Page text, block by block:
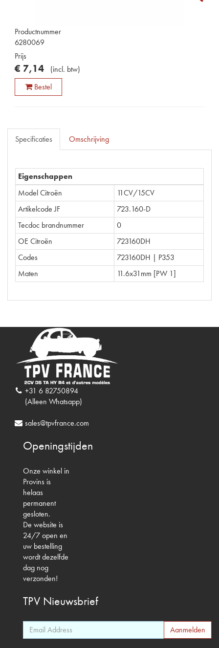
Productnummer
6280069
Prijs
€ 7,14 (incl. btw)
Bestel
Specificaties Omschrijving
Eigenschappen
Model Citroën
11CV/15CV
Artikelcode JF
723.160-D
Tecdoc brandnummer
0
OE Citroën
723160DH
Codes
723160DH | P353
Maten
11.6x31mm [PW 1]
+31 6 82750894
(Alleen Whatsapp)
sales@tpvfrance.com
Openingstijden
Onze winkel in
Provins is
helaas
permanent
gesloten.
De website is
24/7 open en
uw bestelling
wordt dezelfde
dag nog
verzonden!
TPV Nieuwsbrief